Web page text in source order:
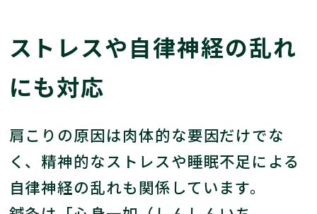
ストレスや自律神経の乱れ
にも対応
肩こりの原因は肉体的な要因だけでな
く、精神的なストレスや睡眠不足による
自律神経の乱れも関係しています。